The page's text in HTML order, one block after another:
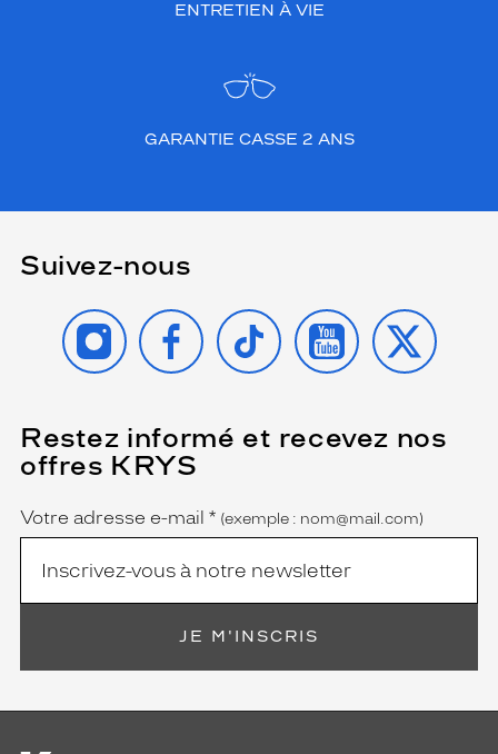
ENTRETIEN À VIE
GARANTIE CASSE 2 ANS
Suivez-nous
INSTAGRAMFACEBOOK
TIKTOK YOUTUBE
X
Restez informé et recevez nos
offres KRYS
Name
Votre adresse e-mail *
(Ce
champ
est
obligatoire)
(exemple : nom@mail.com)
JE M'INSCRIS